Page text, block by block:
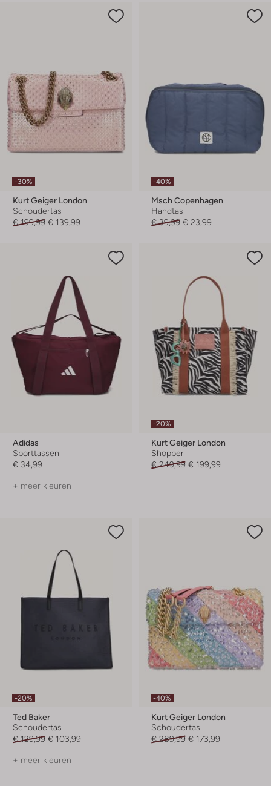
-30%
Kurt Geiger London
Schoudertas
€ 199,99 € 139,99
-40%
Msch Copenhagen
Handtas
€ 39,99 € 23,99
Adidas
Sporttassen
€ 34,99
+ meer kleuren
-20%
Kurt Geiger London
Shopper
€ 249,99 € 199,99
-20%
Ted Baker
Schoudertas
€ 129,99 € 103,99
+ meer kleuren
-40%
Kurt Geiger London
Schoudertas
€ 289,99 € 173,99